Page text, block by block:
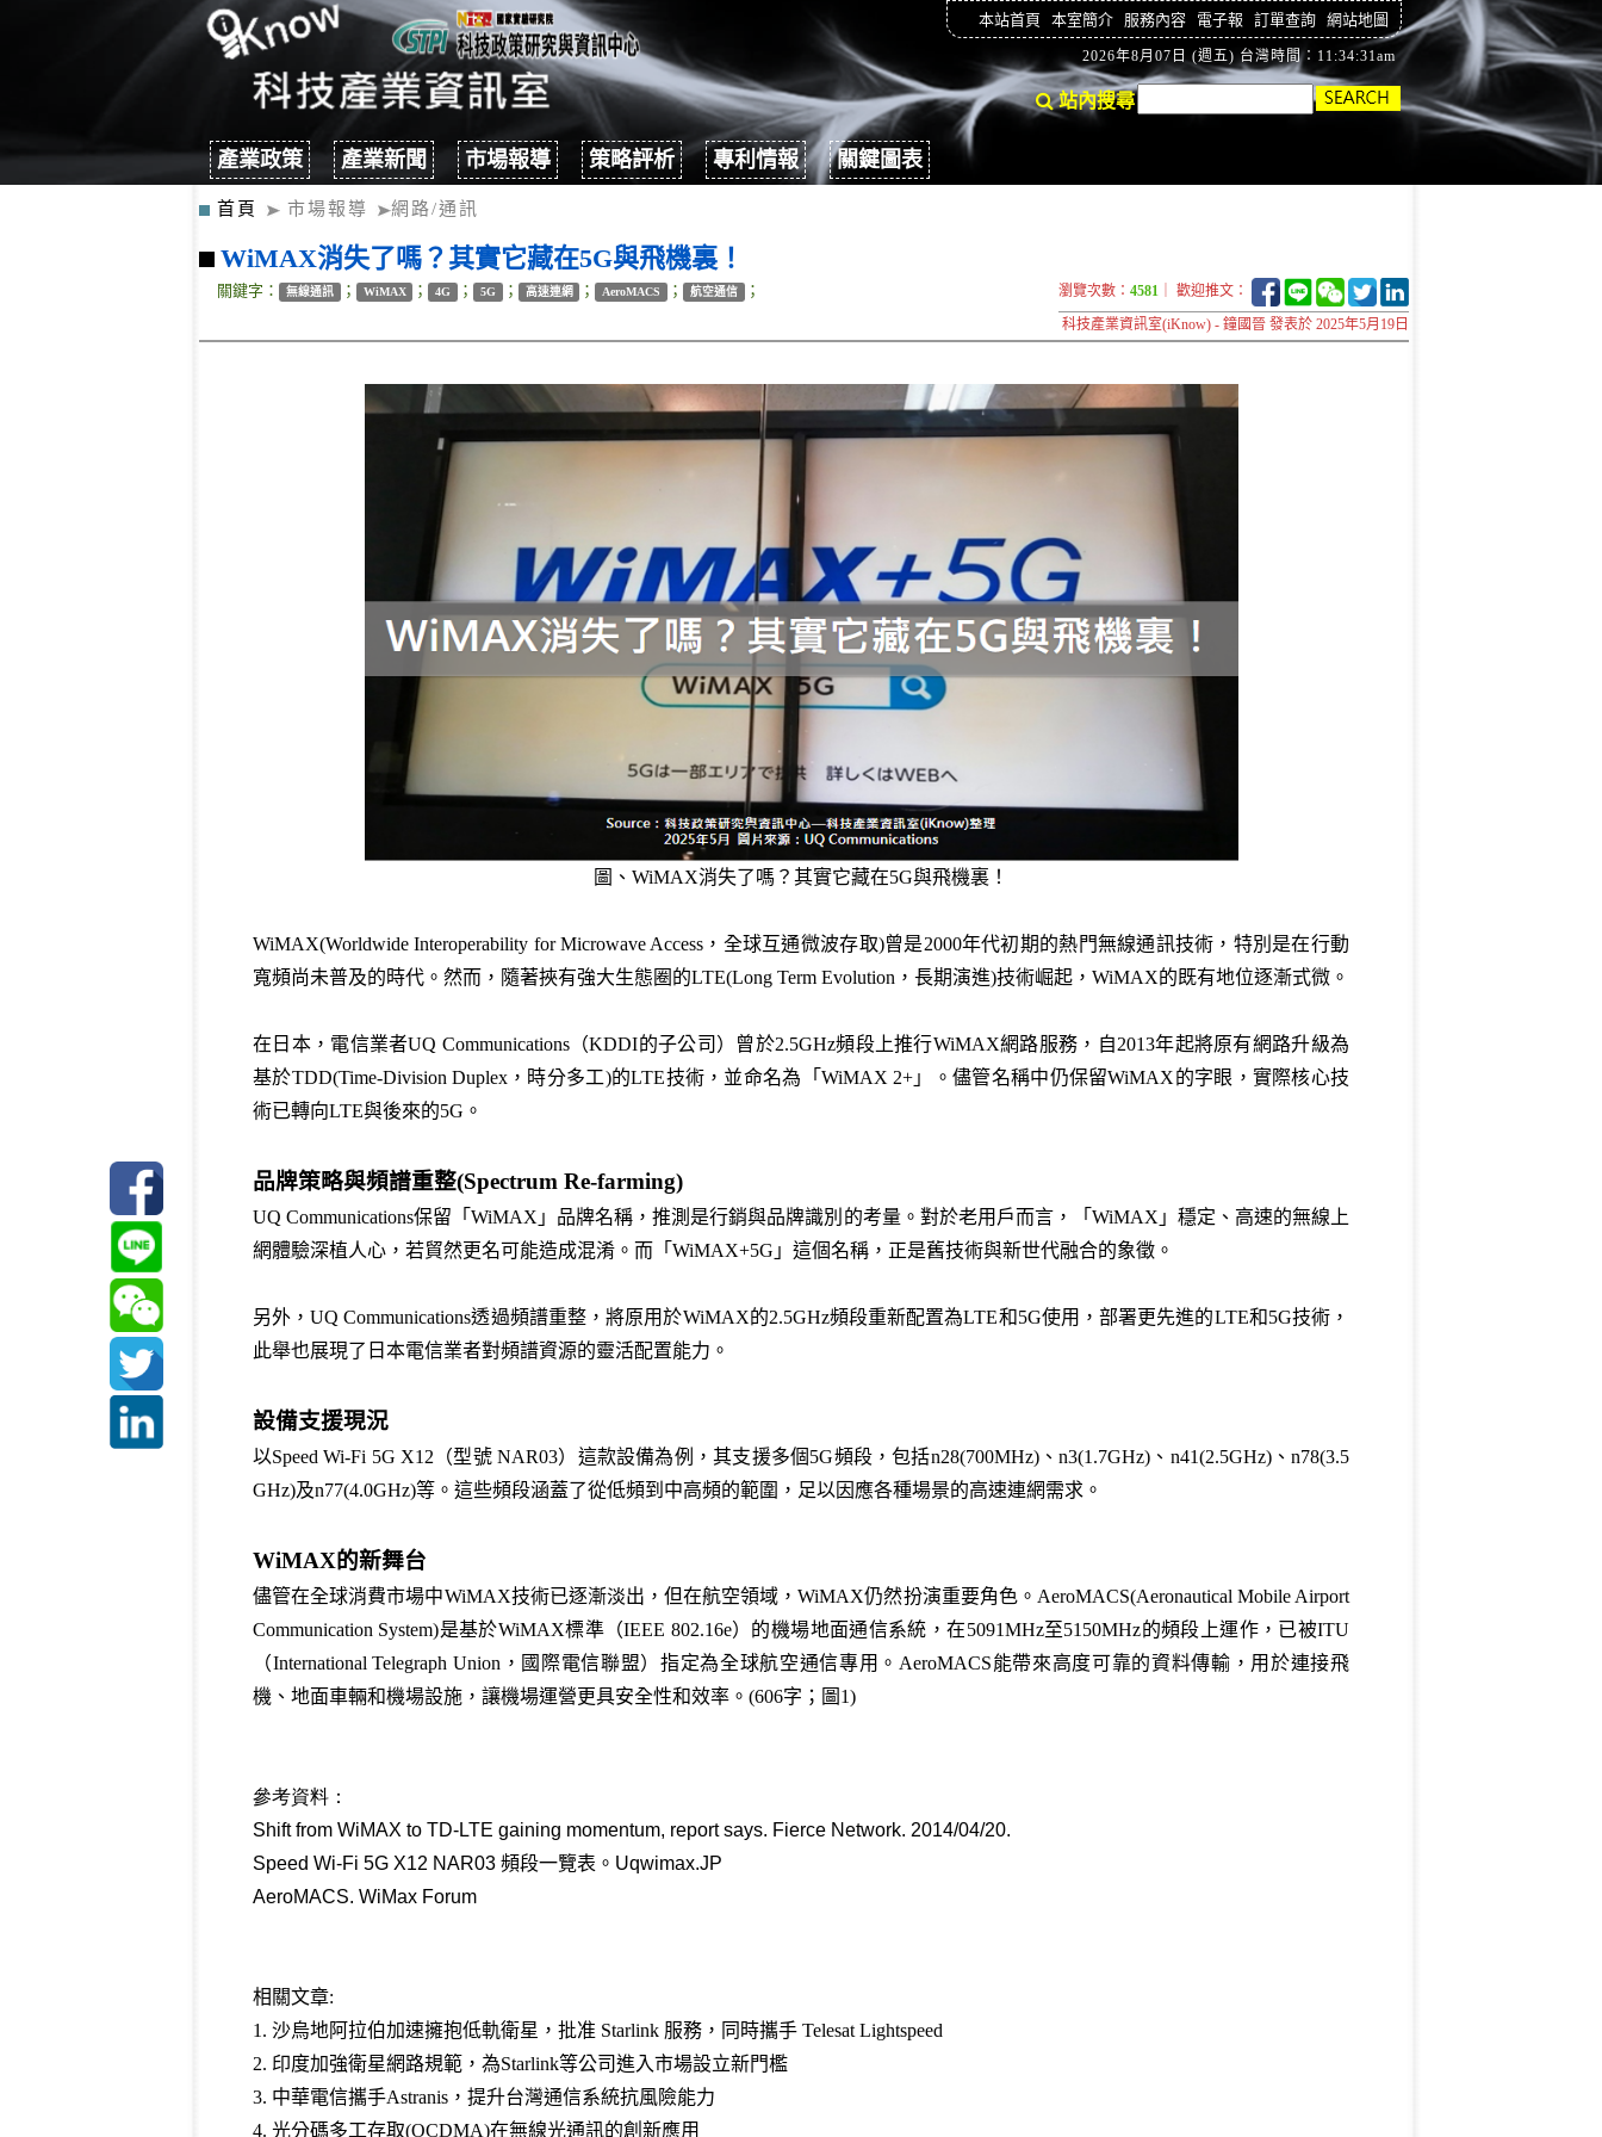
本站首頁 本室簡介 服務內容 電子報 訂單查詢 網站地圖
2026年8月07日 (週五) 台灣時間：11:34:32am
站內搜尋
產業政策 產業新聞 市場報導 策略評析 專利情報 關鍵圖表
首頁 市場報導 網路/通訊
WiMAX消失了嗎？其實它藏在5G與飛機裏！
關鍵字： 無線通訊 ； WiMAX ； 4G ； 5G ； 高速連網 ； AeroMACS ； 航空通信 ； 瀏覽次數： 4581 ｜ 歡迎推文：
科技產業資訊室(iKnow) - 鐘國晉 發表於 2025年5月19日
圖、WiMAX消失了嗎？其實它藏在5G與飛機裏！
WiMAX(Worldwide Interoperability for Microwave Access ，全球互通微波存取)曾是2000年代初期的熱門無線通訊技術，特別是在行動
寬頻尚未普及的時代。然而，隨著挾有強大生態圈的LTE(Long Term Evolution ，長期演進)技術崛起， WiMAX的既有地位逐漸式微。
在日本，電信業者UQ Communications（KDDI的子公司）曾於2.5GHz頻段上推行WiMAX網路服務，自2013年起將原有網路升級為
基於TDD(Time-Division Duplex，時分多工)的LTE技術，並命名為「 WiMAX 2+ 」。儘管名稱中仍保留WiMAX的字眼，實際核心技
術已轉向LTE與後來的5G 。
品牌策略與頻譜重整(Spectrum Re-farming)
UQ Communications保留「WiMAX 」品牌名稱，推測是行銷與品牌識別的考量。對於老用戶而言，「 WiMAX 」穩定、高速的無線上
網體驗深植人心，若貿然更名可能造成混淆。而「 WiMAX+5G 」這個名稱，正是舊技術與新世代融合的象徵。
另外，UQ Communications透過頻譜重整，將原用於WiMAX的2.5GHz頻段重新配置為LTE和5G使用，部署更先進的LTE和5G技術，
此舉也展現了日本電信業者對頻譜資源的靈活配置能力。
設備支援現況
以Speed Wi-Fi 5G X12 （型號NAR03）這款設備為例，其支援多個5G頻段，包括n28(700MHz)、n3(1.7GHz) 、 n41(2.5GHz)、n78(3.5
GHz)及n77(4.0GHz)等。這些頻段涵蓋了從低頻到中高頻的範圍，足以因應各種場景的高速連網需求。
WiMAX的新舞台
儘管在全球消費市場中WiMAX技術已逐漸淡出，但在航空領域，WiMAX仍然扮演重要角色。 AeroMACS(Aeronautical Mobile Airport
Communication System)是基於WiMAX標準（IEEE 802.16e）的機場地面通信系統，在5091MHz至5150MHz的頻段上運作，已被ITU
（International Telegraph Union ，國際電信聯盟）指定為全球航空通信專用。 AeroMACS能帶來高度可靠的資料傳輸，用於連接飛
機、地面車輛和機場設施，讓機場運營更具安全性和效率。 (606字；圖1)
參考資料：
Shift from WiMAX to TD-LTE gaining momentum, report says. Fierce Network. 2014/04/20.
Speed Wi-Fi 5G X12 NAR03 頻段一覽表。Uqwimax.JP
AeroMACS. WiMax Forum
相關文章:
1 . 沙烏地阿拉伯加速擁抱低軌衛星，批准 Starlink 服務，同時攜手 Telesat Lightspeed
2. 印度加強衛星網路規範，為Starlink等公司進入市場設立新門檻
3. 中華電信攜手Astranis，提升台灣通信系統抗風險能力
4. 光分碼多工存取(OCDMA)在無線光通訊的創新應用